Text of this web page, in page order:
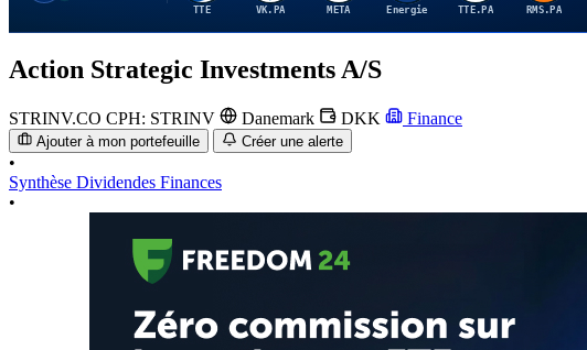
TTE VK.PA META Energie TTE.PA RMS.PA
Action Strategic Investments A/S
STRINV.CO CPH: STRINV Danemark DKK Finance
Ajouter à mon portefeuille Créer une alerte
•
Synthèse Dividendes Finances
•